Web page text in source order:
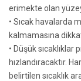
erimekte olan
• Sıcak havalarda
kalmamasına
• Düşük sıcaklıklar
hızlandıracaktır.
belirtilen sıcaklık